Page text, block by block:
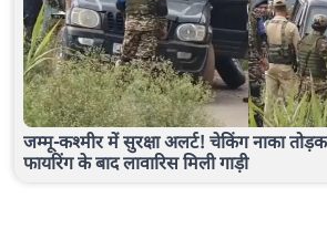
जम्मू-कश्मीर में सुरक्षा अलर्ट! चेकिंग नाका
फायरिंग के बाद लावारिस मिली गाड़ी